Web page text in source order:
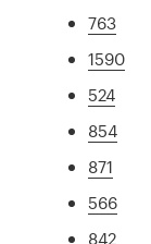
763
1590
524
854
871
566
842